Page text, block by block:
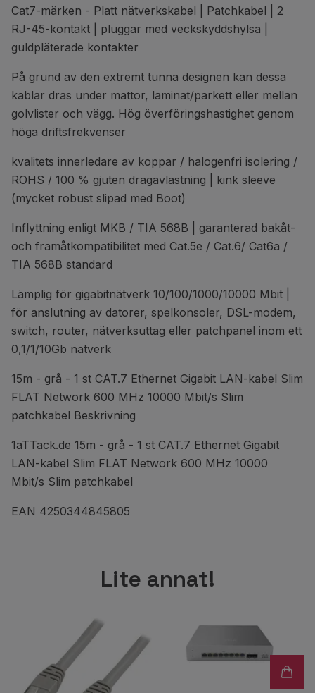
Cat7-märken - Platt nätverkskabel | Patchkabel | 2
RJ-45-kontakt | pluggar med veckskyddshylsa |
guldpläterade kontakter
På grund av den extremt tunna designen kan dessa
kablar dras under mattor, laminat/parkett eller mellan
golvlister och vägg. Hög överföringshastighet genom
höga driftsfrekvenser
kvalitets innerledare av koppar / halogenfri isolering /
ROHS / 100 % gjuten dragavlastning | kink sleeve
(mycket robust slipad med Boot)
Inflyttning enligt MKB / TIA 568B | garanterad bakåt-
och framåtkompatibilitet med Cat.5e / Cat.6/ Cat6a /
TIA 568B standard
Lämplig för gigabitnätverk 10/100/1000/10000 Mbit |
för anslutning av datorer, spelkonsoler, DSL-modem,
switch, router, nätverksuttag eller patchpanel inom ett
0,1/1/10Gb nätverk
15m - grå - 1 st CAT.7 Ethernet Gigabit LAN-kabel Slim
FLAT Network 600 MHz 10000 Mbit/s Slim
patchkabel Beskrivning
1aTTack.de 15m - grå - 1 st CAT.7 Ethernet Gigabit
LAN-kabel Slim FLAT Network 600 MHz 10000
Mbit/s Slim patchkabel
EAN 4250344845805
Lite annat!